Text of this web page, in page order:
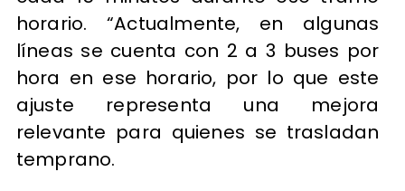
horario. “Actualmente, en algunas
líneas se cuenta con 2 a 3 buses por
hora en ese horario, por lo que este
ajuste representa una mejora
relevante para quienes se trasladan
temprano.